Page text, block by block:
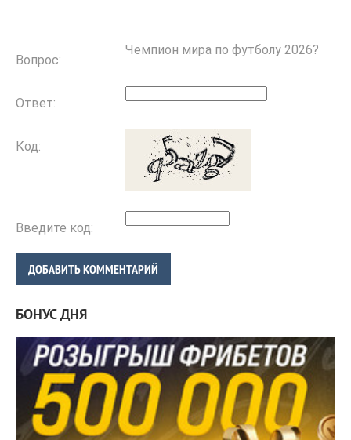
Вопрос:
Чемпион мира по футболу 2026?
Ответ:
Код:
Введите код:
ДОБАВИТЬ КОММЕНТАРИЙ
БОНУС ДНЯ